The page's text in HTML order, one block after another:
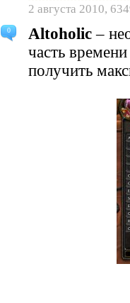
0
2 августа 2010,
Altoholic –
часть
получить